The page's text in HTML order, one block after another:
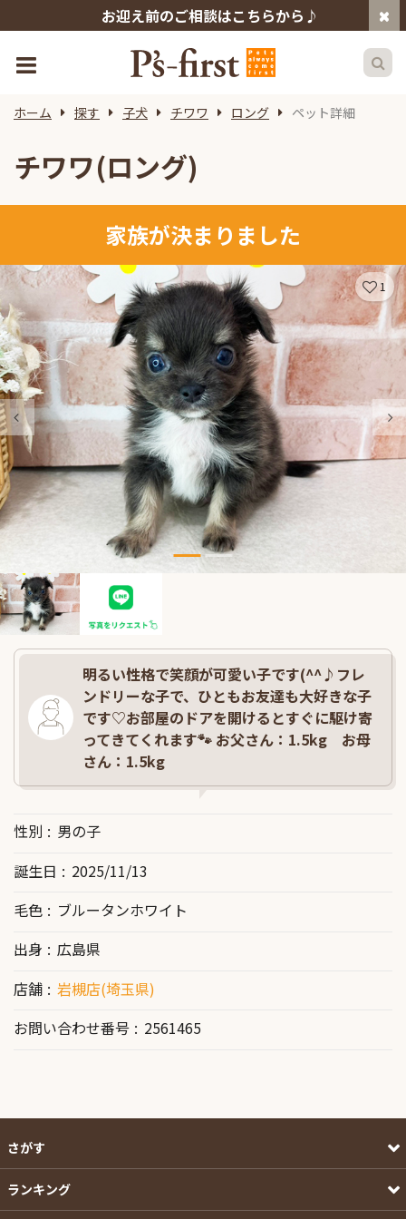
お迎え前のご相談はこちらから♪
ホーム 探す 子犬 チワワ ロング ペット詳細
チワワ(ロング)
家族が決まりました
1
明るい性格で笑顔が可愛い子です(^^♪フレ
ンドリーな子で、ひともお友達も大好きな子
です♡お部屋のドアを開けるとすぐに駆け寄
ってきてくれます🐾 お父さん：1.5kg お母
さん：1.5kg
性別
男の子
誕生日
2025/11/13
毛色
ブルータンホワイト
出身
広島県
店舗
岩槻店(埼玉県)
お問い合わせ番号
2561465
さがす
ランキング